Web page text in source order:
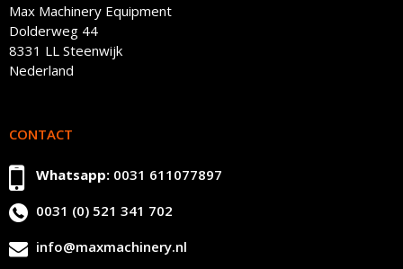
Max Machinery Equipment
Dolderweg 44
8331 LL Steenwijk
Nederland
CONTACT
Whatsapp: 0031 611077897
0031 (0) 521 341 702
info@maxmachinery.nl